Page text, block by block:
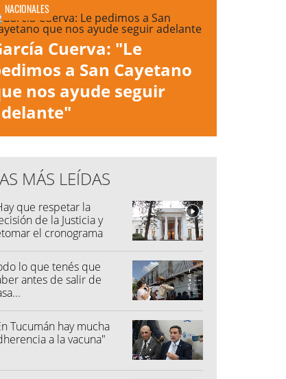
NACIONALES
Cuerva: "Le
a San Cayetano
nos ayude seguir
MÁS LEÍDAS
que respetar la
de la Justicia y
el cronograma
lo que tenés que
antes de salir de
Tucumán hay mucha
a la vacuna"